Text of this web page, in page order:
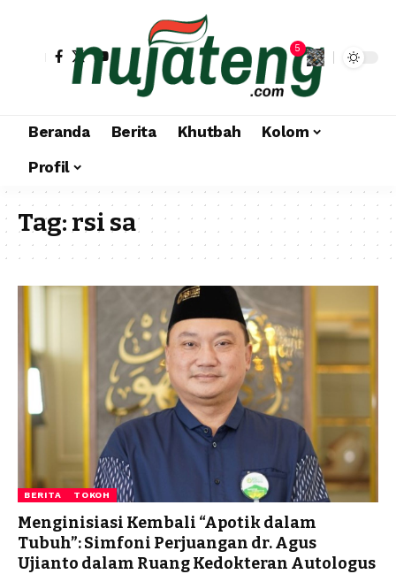
5
Beranda Berita Khutbah
Kolom
Profil
Tag:rsi sa
BERITA TOKOH
Menginisiasi Kembali “Apotik dalam
Tubuh”: Simfoni Perjuangan dr. Agus
Ujianto dalam Ruang Kedokteran Autologus